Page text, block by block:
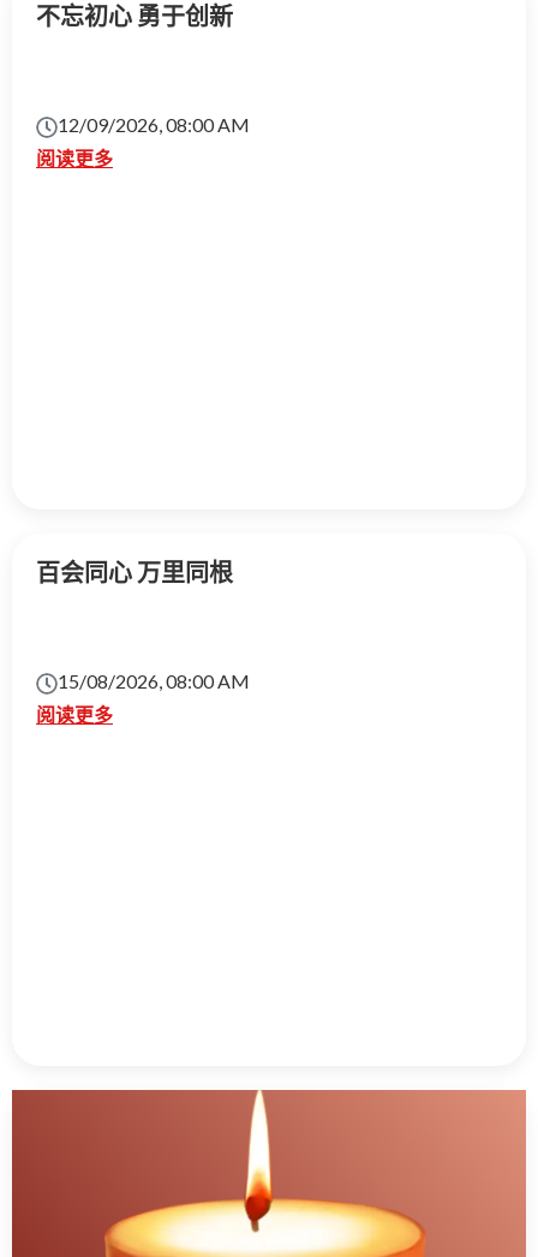
不忘初心 勇于创新
12/09/2026, 08:00 AM
阅读更多
百会同心 万里同根
15/08/2026, 08:00 AM
阅读更多